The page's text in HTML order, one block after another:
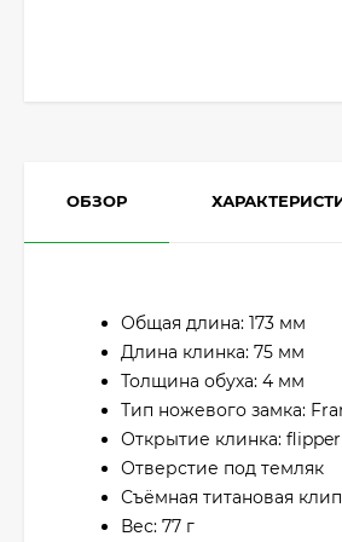
ОБЗОР
Общая длина: 173 мм
Длина клинка: 75 мм
Толщина обуха: 4 мм
Тип ножевого замка:
Открытие клинка:
Отверстие под темляк
Съёмная титановая
Вес: 77 г